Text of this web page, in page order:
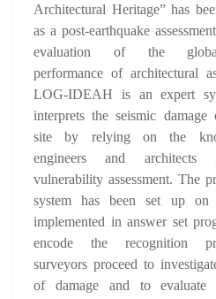
Architectural Heritage” has
as a post-earthquake
evaluation of the
performance of architectural
LOG-IDEAH is an expert
interprets the seismic damage
site by relying on the
engineers and architects
vulnerability assessment. The
system has been set up on
implemented in answer set
encode the recognition
surveyors proceed to
of damage and to evaluate